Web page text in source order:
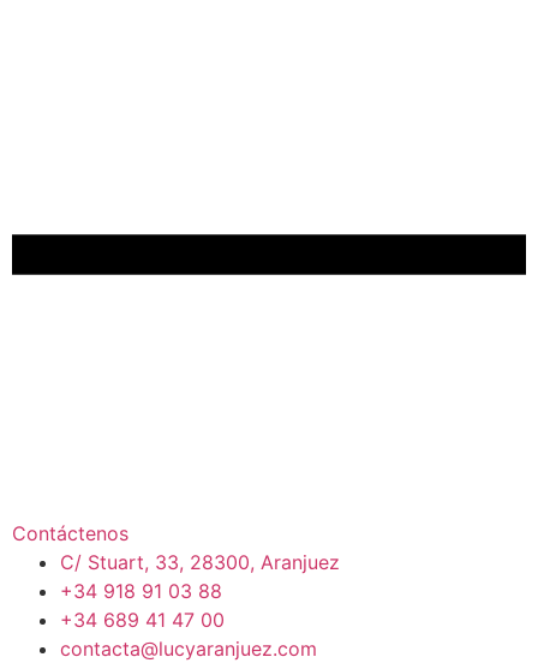
Contáctenos
C/ Stuart, 33, 28300, Aranjuez
+34 918 91 03 88
+34 689 41 47 00
contacta@lucyaranjuez.com